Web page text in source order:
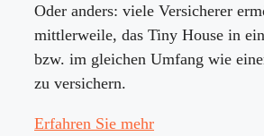
Oder anders: viele Versicherer
mittlerweile, das Tiny House in
bzw. im gleichen Umfang wie
zu versichern.
Erfahren Sie mehr